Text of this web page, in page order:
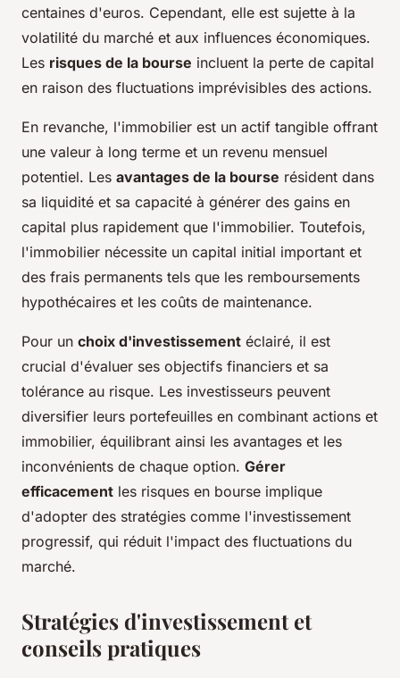
centaines d'euros. Cependant, elle est sujette à la
volatilité du marché et aux influences économiques.
Les risques de la bourse incluent la perte de capital
en raison des fluctuations imprévisibles des actions.
En revanche, l'immobilier est un actif tangible offrant
une valeur à long terme et un revenu mensuel
potentiel. Les avantages de la bourse résident dans
sa liquidité et sa capacité à générer des gains en
capital plus rapidement que l'immobilier. Toutefois,
l'immobilier nécessite un capital initial important et
des frais permanents tels que les remboursements
hypothécaires et les coûts de maintenance.
Pour un choix d'investissement éclairé, il est
crucial d'évaluer ses objectifs financiers et sa
tolérance au risque. Les investisseurs peuvent
diversifier leurs portefeuilles en combinant actions et
immobilier, équilibrant ainsi les avantages et les
inconvénients de chaque option. Gérer
efficacement les risques en bourse implique
d'adopter des stratégies comme l'investissement
progressif, qui réduit l'impact des fluctuations du
marché.
Stratégies d'investissement et
conseils pratiques